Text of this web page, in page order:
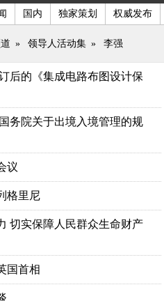
国内 独家策划 权威发布
» 领导人活动集 » 李强
后的《集成电路布图设计保
务院关于出境入境管理的规
议
格里尼
切实保障人民群众生命财产
国首相